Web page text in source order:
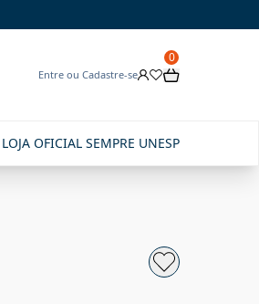
Entre ou Cadastre-se
0
LOJA OFICIAL SEMPRE UNESP